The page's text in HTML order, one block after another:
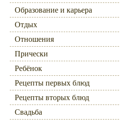
Образование и карьера
Отдых
Отношения
Прически
Ребёнок
Рецепты первых блюд
Рецепты вторых блюд
Свадьба